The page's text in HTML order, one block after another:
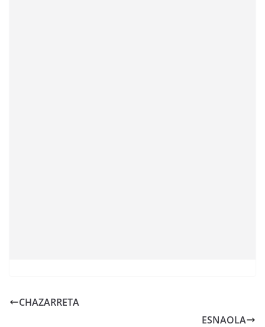
CHAZARRETA
ESNAOLA